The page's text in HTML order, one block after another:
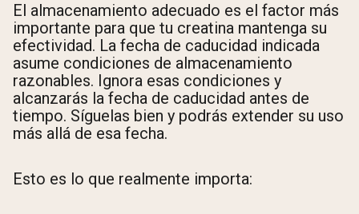
El almacenamiento adecuado es el factor más
importante para que tu creatina mantenga su
efectividad. La fecha de caducidad indicada
asume condiciones de almacenamiento
razonables. Ignora esas condiciones y
alcanzarás la fecha de caducidad antes de
tiempo. Síguelas bien y podrás extender su uso
más allá de esa fecha.
Esto es lo que realmente importa: